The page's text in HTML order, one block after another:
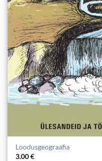
Loodusgeograafia
3.00€